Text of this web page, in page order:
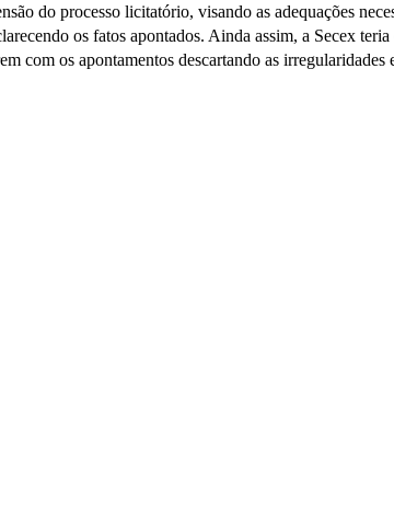
do processo licitatório, visando as adequações
os fatos apontados. Ainda assim, a Secex
com os apontamentos descartando as